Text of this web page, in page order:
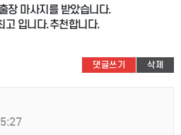
장 마사지를 받았습니다.
고 입니다.추천합니다.
댓글쓰기 삭제